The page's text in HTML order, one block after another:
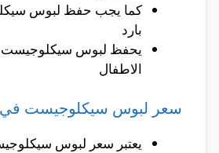
كما يجب حفظ لبوس
بارد
يحفظ لبوس سيكلوجيست
الاطفال
سعر لبوس سيكلوجيست في